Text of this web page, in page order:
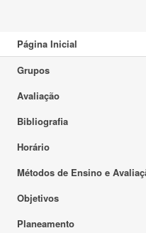
Página Inicial
Grupos
Avaliação
Bibliografia
Horário
Métodos de Ensino e
Objetivos
Planeamento